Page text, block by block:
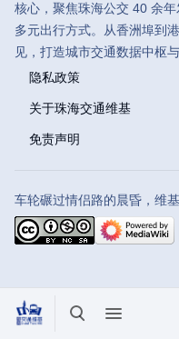
打开/关闭搜索
打开/关闭
核心，聚焦珠海公交 40 余
多元出行方式。从香洲埠到
见，打造城市交通数据中枢
隐私政策
关于珠海交通维基
免责声明
车轮碾过情侣路的晨昏，维